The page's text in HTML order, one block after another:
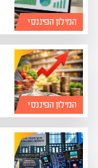
המילון הפיננסי
המילון הפיננסי